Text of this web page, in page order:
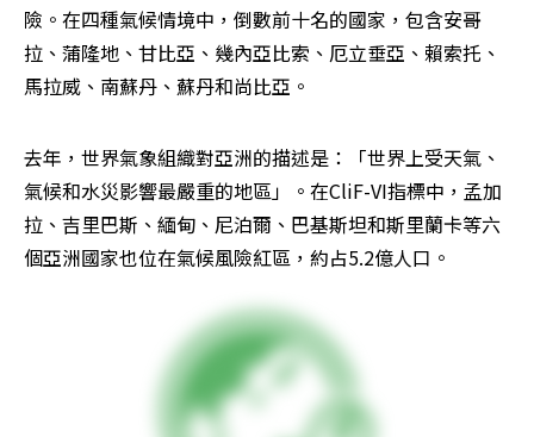
險。在四種氣候情境中，倒數前十名的國家，包含安哥
拉、蒲隆地、甘比亞、幾內亞比索、厄立垂亞、賴索托、
馬拉威、南蘇丹、蘇丹和尚比亞。
去年，世界氣象組織對亞洲的描述是：「世界上受天氣、
氣候和水災影響最嚴重的地區」。在CliF-VI指標中，孟加
拉、吉里巴斯、緬甸、尼泊爾、巴基斯坦和斯里蘭卡等六
個亞洲國家也位在氣候風險紅區，約占5.2億人口。